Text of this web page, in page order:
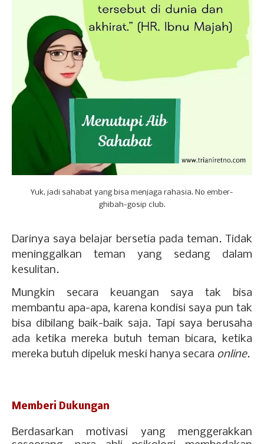
Yuk, jadi sahabat yang bisa menjaga rahasia. No ember-
ghibah-gosip club.
Darinya saya belajar bersetia pada teman. Tidak
meninggalkan teman yang sedang dalam
kesulitan.
Mungkin secara keuangan saya tak bisa
membantu apa-apa, karena kondisi saya pun tak
bisa dibilang baik-baik saja. Tapi saya berusaha
ada ketika mereka butuh teman bicara, ketika
mereka butuh dipeluk meski hanya secara online.
Memberi Dukungan
Berdasarkan motivasi yang menggerakkan